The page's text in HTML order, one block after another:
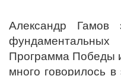
Александр
Программа Победы
много говорилось